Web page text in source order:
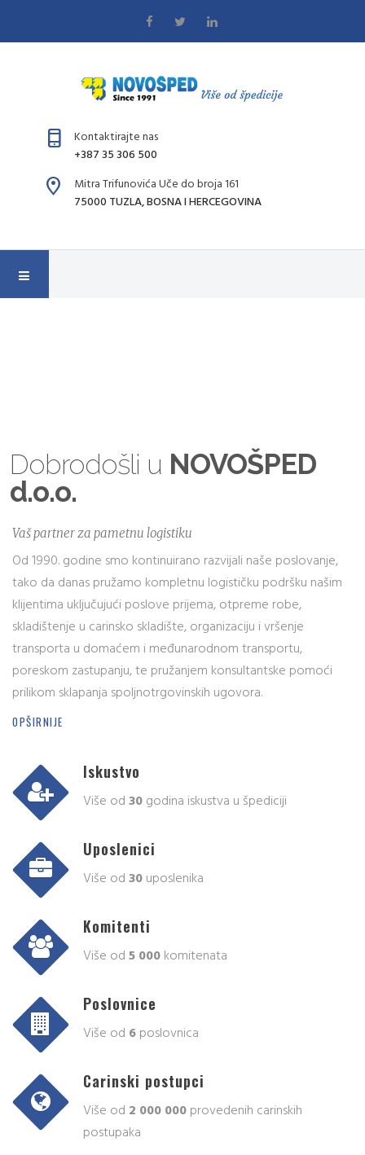
Kontaktirajte nas
+387 35 306 500
Mitra Trifunovića Uče do broja 161
75000 TUZLA, BOSNA I HERCEGOVINA
Dobrodošli u NOVOŠPED
d.o.o.
Vaš partner za pametnu logistiku
Od 1990. godine smo kontinuirano razvijali naše poslovanje,
tako da danas pružamo kompletnu logističku podršku našim
klijentima uključujući poslove prijema, otpreme robe,
skladištenje u carinsko skladište, organizaciju i vršenje
transporta u domaćem i međunarodnom transportu,
poreskom zastupanju, te pružanjem konsultantske pomoći
prilikom sklapanja spoljnotrgovinskih ugovora.
OPŠIRNIJE
Iskustvo
Više od 30 godina iskustva u špediciji
Uposlenici
Više od 30 uposlenika
Komitenti
Više od 5 000 komitenata
Poslovnice
Više od 6 poslovnica
Carinski postupci
Više od 2 000 000 provedenih carinskih
postupaka